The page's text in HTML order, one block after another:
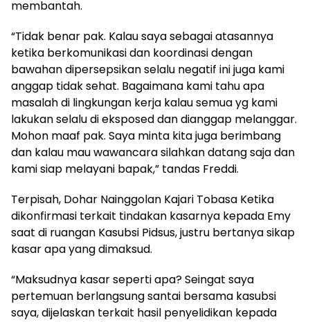
membantah.
“Tidak benar pak. Kalau saya sebagai atasannya
ketika berkomunikasi dan koordinasi dengan
bawahan dipersepsikan selalu negatif ini juga kami
anggap tidak sehat. Bagaimana kami tahu apa
masalah di lingkungan kerja kalau semua yg kami
lakukan selalu di eksposed dan dianggap melanggar.
Mohon maaf pak. Saya minta kita juga berimbang
dan kalau mau wawancara silahkan datang saja dan
kami siap melayani bapak,” tandas Freddi.
Terpisah, Dohar Nainggolan Kajari Tobasa Ketika
dikonfirmasi terkait tindakan kasarnya kepada Emy
saat di ruangan Kasubsi Pidsus, justru bertanya sikap
kasar apa yang dimaksud.
“Maksudnya kasar seperti apa? Seingat saya
pertemuan berlangsung santai bersama kasubsi
saya, dijelaskan terkait hasil penyelidikan kepada